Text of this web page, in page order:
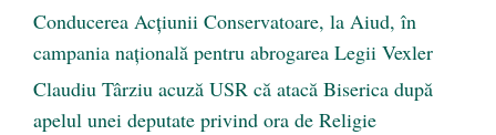
Conducerea Acțiunii Conservatoare, la Aiud, în
campania națională pentru abrogarea Legii Vexler
Claudiu Târziu acuză USR că atacă Biserica după
apelul unei deputate privind ora de Religie